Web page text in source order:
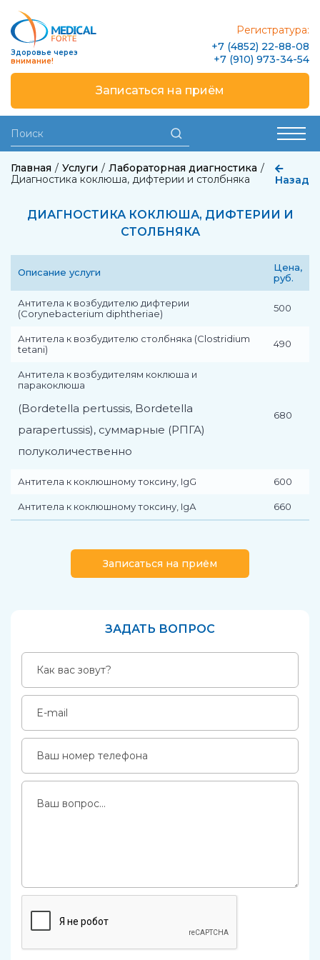
Здоровье через
внимание!
Регистратура:
+7 (4852) 22-88-08
+7 (910) 973-34-54
Записаться на приём
Главная Услуги
Лабораторная диагностика
Диагностика коклюша, дифтерии и столбняка
Назад
ДИАГНОСТИКА КОКЛЮША, ДИФТЕРИИ И
СТОЛБНЯКА
Описание услуги
Цена,
руб.
Антитела к возбудителю дифтерии
(Corynebacterium diphtheriae)
500
Антитела к возбудителю столбняка (Clostridium
tetani)
490
Антитела к возбудителям коклюша и
паракоклюша
(Bordetella pertussis, Bordetella
parapertussis), суммарные (РПГА)
полуколичественно
680
Антитела к коклюшному токсину, IgG 600
Антитела к коклюшному токсину, IgА 660
Записаться на приём
ЗАДАТЬ ВОПРОС